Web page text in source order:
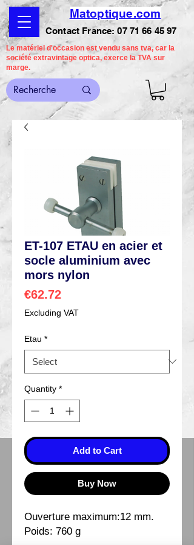
Matoptique.com
Contact France:07 71 66 45 97
Le matériel d'occasion est vendu sans tva, car la
société extravintage optica, exerce la TVA sur
marge.
ET-107 ETAU en acier et
socle aluminium avec
mors nylon
€62.72
Excluding VAT
Etau *
Quantity *
Add to Cart
Buy Now
Ouverture maximum:12 mm.
Poids: 760 g